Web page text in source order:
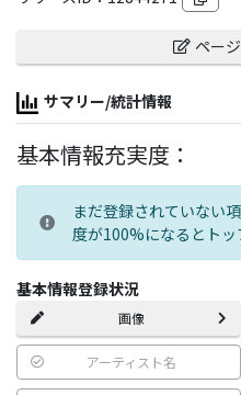
ペー
サマリー/統計情報
基本情報充実度：
まだ登録されていない
度が100%になるとトッ
基本情報登録状況
画像
アーティスト名